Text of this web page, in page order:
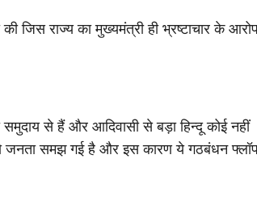
जिस राज्य का मुख्यमंत्री ही भ्रष्टाचार के
से हैं और आदिवासी से बड़ा हिन्दू कोई नहीं
जनता समझ गई है और इस कारण ये गठबंधन